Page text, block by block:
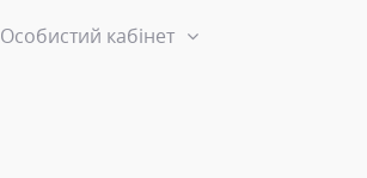
Особистий кабінет